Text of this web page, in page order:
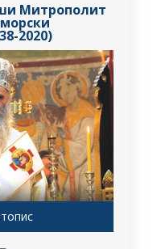
Митрополит
2020)